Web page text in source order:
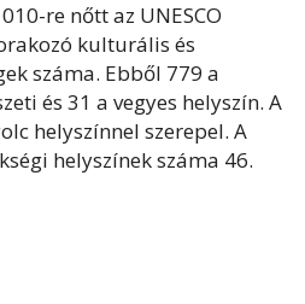
re nőtt az UNESCO
kulturális és
száma. Ebből 779 a
és 31 a vegyes helyszín. A
helyszínnel szerepel. A
helyszínek száma 46.